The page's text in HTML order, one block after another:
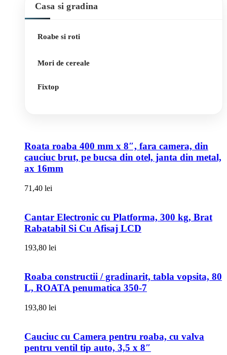
Casa si gradina
Roabe si roti
Mori de cereale
Fixtop
Roata roaba 400 mm x 8″, fara camera, din
cauciuc brut, pe bucsa din otel, janta din metal,
ax 16mm
71,40 lei
Cantar Electronic cu Platforma, 300 kg, Brat
Rabatabil Si Cu Afisaj LCD
193,80 lei
Roaba constructii / gradinarit, tabla vopsita, 80
L, ROATA penumatica 350-7
193,80 lei
Cauciuc cu Camera pentru roaba, cu valva
pentru ventil tip auto, 3,5 x 8″